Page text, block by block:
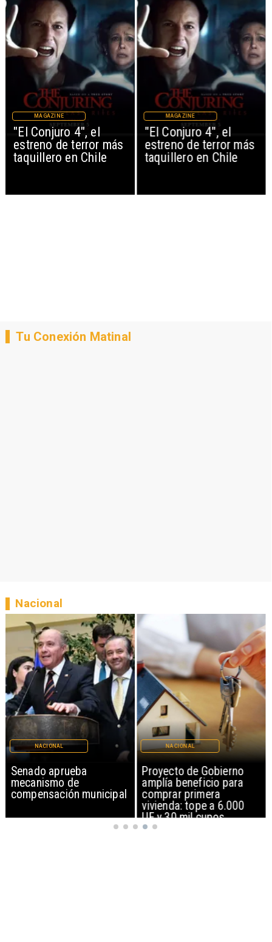
"El Conjuro 4", el
estreno de terror más
taquillero en Chile
MAGAZINE
"El Conjuro 4", el
estreno de terror más
taquillero en Chile
MAGAZINE
Tu Conexión Matinal
Senado aprueba
mecanismo de
compensación municipal
NACIONAL
Proyecto de Gobierno
amplía beneficio para
comprar primera
vivienda: tope a 6.000
UF y 30 mil cupos
NACIONAL
Nacional